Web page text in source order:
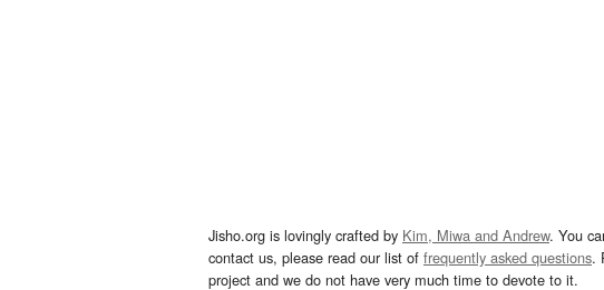
Jisho.org is lovingly crafted by Kim, Miwa and Andrew. You
contact us, please read our list of frequently asked questions.
project and we do not have very much time to devote to it.